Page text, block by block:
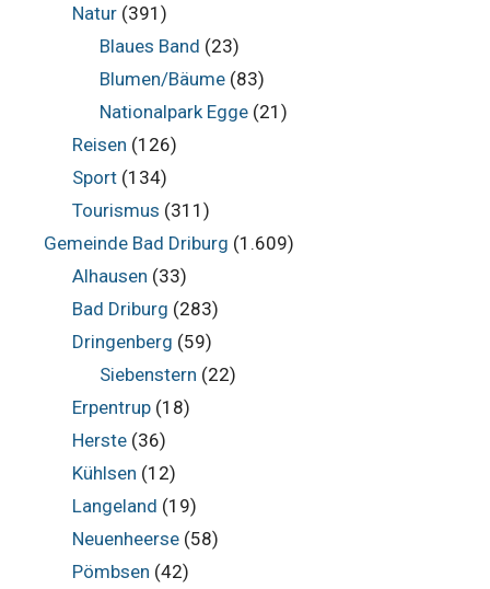
Natur(391)
Blaues Band (23)
Blumen/Bäume (83)
Nationalpark Egge (21)
Reisen (126)
Sport(134)
Tourismus (311)
Gemeinde Bad Driburg (1.609)
Alhausen (33)
Bad Driburg (283)
Dringenberg (59)
Siebenstern (22)
Erpentrup(18)
Herste(36)
Kühlsen (12)
Langeland (19)
Neuenheerse(58)
Pömbsen (42)